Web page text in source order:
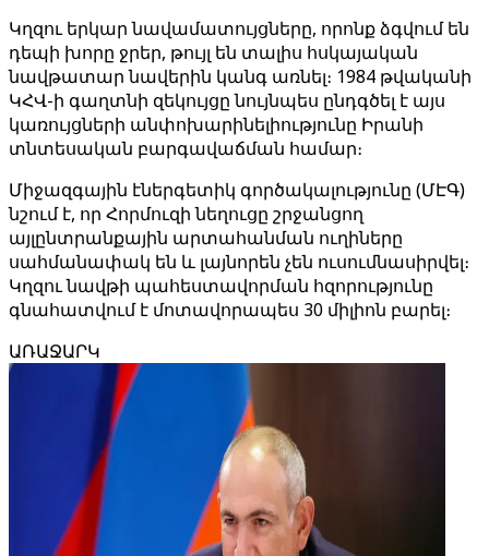
Կղզու երկար նավամատույցները, որոնք ձգվում են
դեպի խորը ջրեր, թույլ են տալիս հսկայական
նավթատար նավերին կանգ առնել։ 1984 թվականի
ԿՀՎ-ի գաղտնի զեկույցը նույնպես ընդգծել է այս
կառույցների անփոխարինելիությունը Իրանի
տնտեսական բարգավաճման համար։
Միջազգային էներգետիկ գործակալությունը (ՄԷԳ)
նշում է, որ Հորմուզի նեղուցը շրջանցող
այլընտրանքային արտահանման ուղիները
սահմանափակ են և լայնորեն չեն ուսումնասիրվել։
Կղզու նավթի պահեստավորման հզորությունը
գնահատվում է մոտավորապես 30 միլիոն բարել։
ԱՌԱՋԱՐԿ